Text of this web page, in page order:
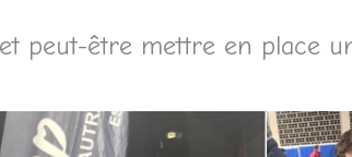
peut-être mettre en place